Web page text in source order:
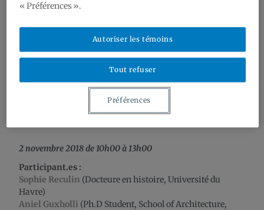
Journée d'étude : "La ville et
la conquête de la nuit"
JOURNÉE D'ÉTUDE | STUDY DAY 2018
MUSÉE STEWART,UDEM,UNIVERSITÉ DU HAVRE
2 novembre 2018 de 10h00 à 13h00
Participant.es :
Sophie Reculin (Docteure en histoire, Université du
Havre)
Aniel Guxholli (Ph.D Student, School of Architecture,
« Préférences ».
Tout refuser
Autoriser les témoins
Préférences